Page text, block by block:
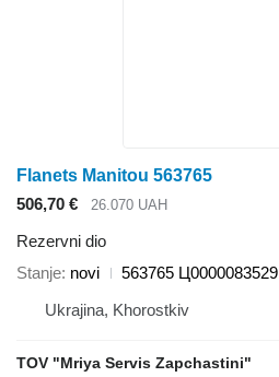
Flanets Manitou 563765
506,70 €
26.070 UAH
Rezervni dio
Stanje novi
563765 Ц0000083529
Ukrajina, Khorostkiv
TOV "Mriya Servis Zapchastini"